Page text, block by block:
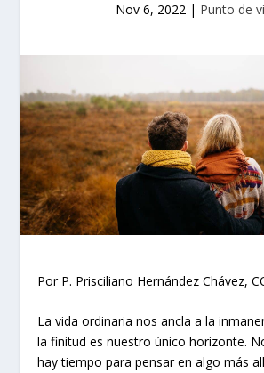
Nov 6, 2022 | Punto de
Por P. Prisciliano Hernández Chávez,
La vida ordinaria nos ancla a la
la finitud es nuestro único horizonte.
hay tiempo para pensar en algo más